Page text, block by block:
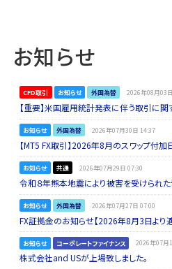
お知らせ
CFD取引 お知らせ 外国為替 2026年08月03
【重要】米国雇用統計発表に伴う取引に
お知らせ 外国為替 2026年07月30日 14:37
【MT5 FX取引】2026年8月のスワップ付
お知らせ 共通 2026年07月29日 07:30
令和８年熊本地震により被害を受けられ
お知らせ 外国為替 2026年07月27日 07:00
FX証拠金のお知らせ【2026年8月3日より
お知らせ コーポレートファイナンス 2026年07月
株式会社and USが上場致しました。